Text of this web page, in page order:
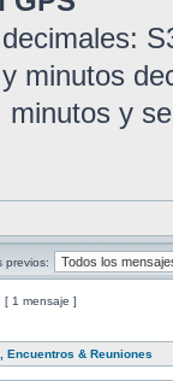
minutos
minutos y
previos:
[ 1 mensaje ]
Encuentros & Reuniones